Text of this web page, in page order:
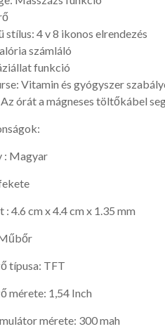
stílus: 4 v 8 ikonos elrendezés
számláló
funkció
Vitamin és gyógyszer
órát a mágneses töltőkábel
: Magyar
: 4.6 cm x 4.4 cm x 1.35 mm
típusa: TFT
mérete: 1,54 Inch
mérete: 300 mah